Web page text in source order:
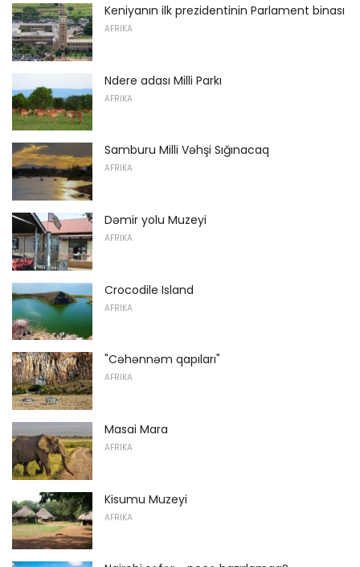
Keniyanın ilk prezidentinin Parlament binası
AFRIKA
Ndere adası Milli Parkı
AFRIKA
Samburu Milli Vəhşi Sığınacaq
AFRIKA
Dəmir yolu Muzeyi
AFRIKA
Crocodile Island
AFRIKA
"Cəhənnəm qapıları"
AFRIKA
Masai Mara
AFRIKA
Kisumu Muzeyi
AFRIKA